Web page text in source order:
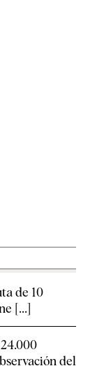
de 10
[...]
del